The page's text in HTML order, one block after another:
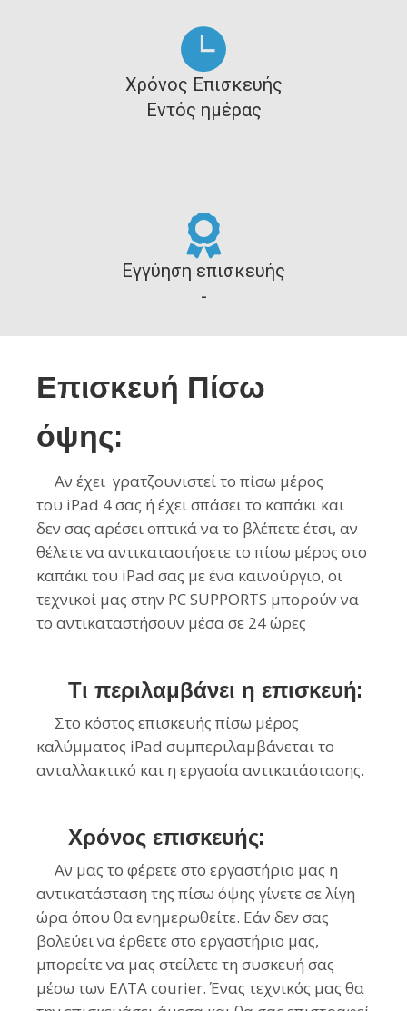
Χρόνος Επισκευής
Εντός ημέρας
Εγγύηση επισκευής
-
Επισκευή Πίσω
όψης:
Αν έχει γρατζουνιστεί το πίσω μέρος
του iPad 4σας ή έχει σπάσει το καπάκι και
δεν σας αρέσει οπτικά να το βλέπετε έτσι, αν
θέλετε να αντικαταστήσετετo πίσω μέρος στο
καπάκι του iPad σας με ένα καινούργιο, οι
τεχνικοί μας στην PC SUPPORTS μπορούν να
το αντικαταστήσουν μέσα σε 24 ώρες
Τι περιλαμβάνει η επισκευή:
Στο κόστος επισκευής πίσω μέρος
καλύμματος iPad συμπεριλαμβάνεται το
ανταλλακτικό και η εργασία αντικατάστασης.
Χρόνος επισκευής:
Αν μας το φέρετε στο εργαστήριο μας η
αντικατάσταση της πίσω όψης γίνετε σε λίγη
ώρα όπου θα ενημερωθείτε. Εάν δεν σας
βολεύει να έρθετε στο εργαστήριο μας,
μπορείτε να μας στείλετε τη συσκευή σας
μέσω των ΕΛΤΑ courier. Ένας τεχνικός μας θα